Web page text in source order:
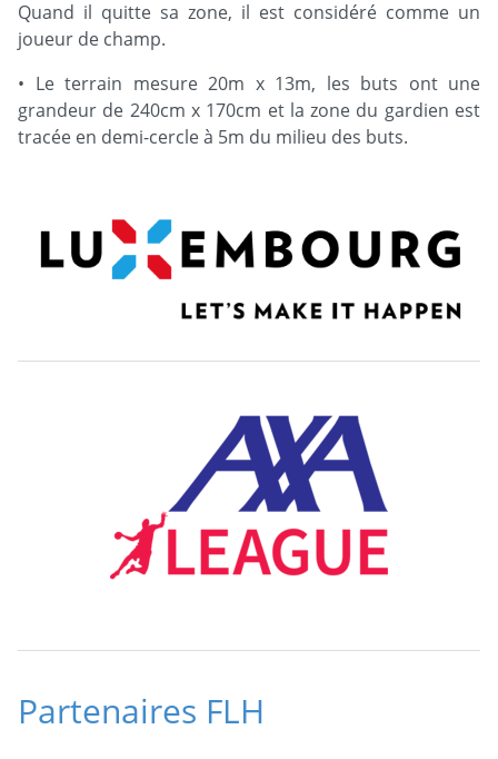
Quand il quitte sa zone, il est considéré comme un
joueur de champ.
• Le terrain mesure 20m x 13m, les buts ont une
grandeur de 240cm x 170cm et la zone du gardien est
tracée en demi-cercle à 5m du milieu des buts.
Partenaires FLH